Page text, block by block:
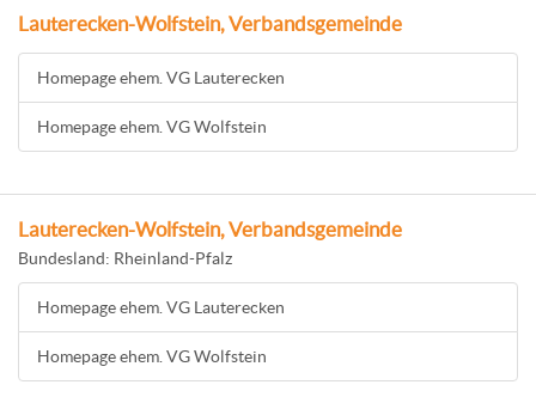
Lauterecken-Wolfstein, Verbandsgemeinde
Homepage ehem. VG Lauterecken
Homepage ehem. VG Wolfstein
Lauterecken-Wolfstein, Verbandsgemeinde
Bundesland: Rheinland-Pfalz
Homepage ehem. VG Lauterecken
Homepage ehem. VG Wolfstein